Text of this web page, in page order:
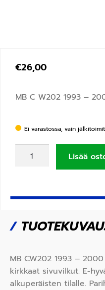
€26,00
MB C W202 1993 –
Ei varastossa, vain
Lisää
/
MB CW202 1993 –
kirkkaat sivuvilkut. E-
alkuperäisten tilalle.